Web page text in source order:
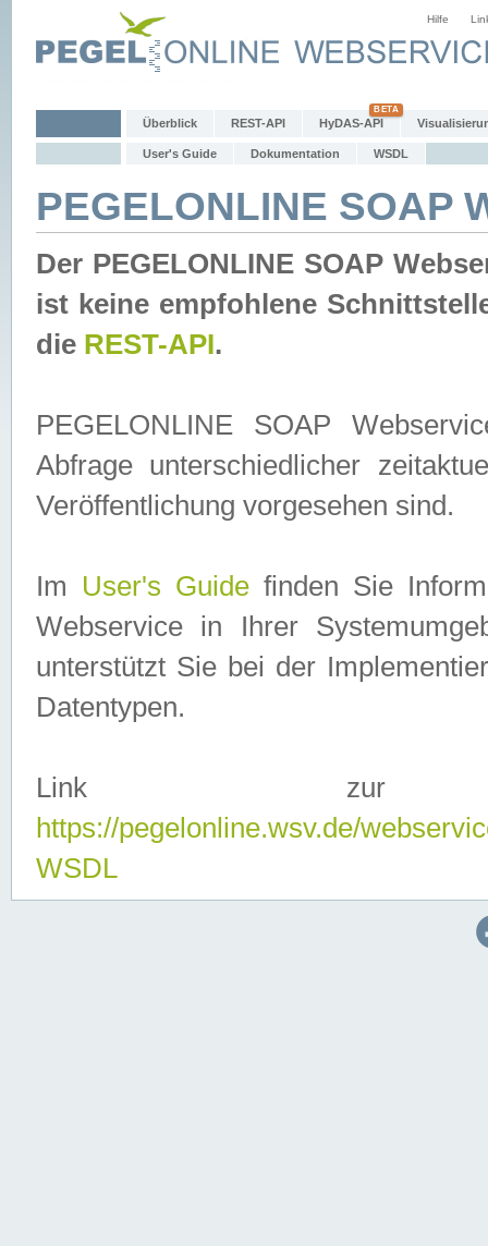
Hilfe
Überblick REST-API HyDAS-API
User's Guide Dokumentation WSDL
PEGELONLINE SOAP
Der PEGELONLINE SOAP
ist keine empfohlene
die REST-API.
PEGELONLINE SOAP
Abfrage unterschiedlicher
Veröffentlichung vorgesehen sind.
Im User's Guidefinden Sie
Webservice in Ihrer
unterstützt Sie bei der
Datentypen.
Link zur
https://pegelonline.wsv.de/
WSDL